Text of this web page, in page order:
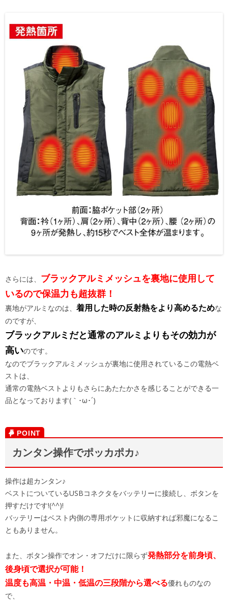
さらには、 ブラックアルミメッシュを裏地に使用して
いるので保温力も超抜群！
裏地がアルミなのは、 着用した時の反射熱をより高めるためな
のですが、
ブラックアルミだと通常のアルミよりもその効力が
高いのです。
なのでブラックアルミメッシュが裏地に使用されているこの電熱ベ
ストは、
通常の電熱ベストよりもさらにあたたかさを感じることができる一
品となっております(｀･ω･´)
カンタン操作でポッカポカ♪
操作は超カンタン♪
ベストについているUSBコネクタをバッテリーに接続し、ボタンを
押すだけです!(^^)!
バッテリーはベスト内側の専用ポケットに収納すれば邪魔になるこ
ともありません。
また、ボタン操作でオン・オフだけに限らず発熱部分を前身頃、
後身頃で選択が可能！
温度も高温・中温・低温の三段階から選べる優れものなの
で、